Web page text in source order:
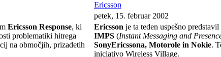
Ericsson Response, ki
problematiki hitrega
na območjih, prizadetih
Ericsson
petek, 15. februar 2002
Ericsson je ta teden uspešno
IMPS (Instant Messaging and
SonyEricssona, Motorole in Nokie.
iniciativo Wireless Village.